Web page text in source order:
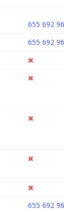
655 692
655 692
655 692